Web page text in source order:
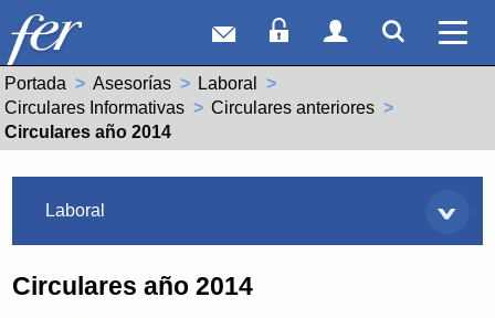
Correo webAcceso Socios
Acceso
Portada Asesorías
Laboral
Circulares Informativas
Circulares anteriores
Actual:
Circulares año 2014
Laboral
Circulares año 2014